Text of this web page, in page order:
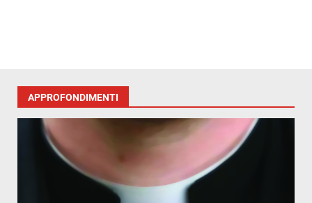
APPROFONDIMENTI